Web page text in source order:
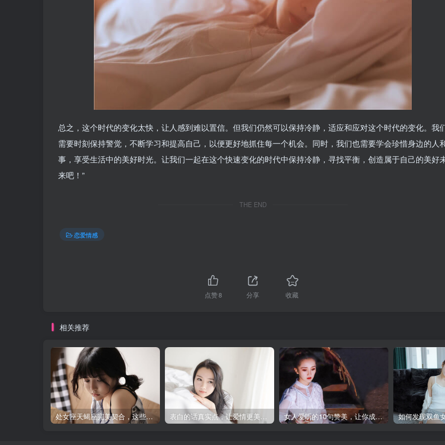
总之，这个时代的变化太快，让人感到难以置信。但我们仍然可以保持冷静，适应和应对这个时代的变化。我
需要时刻保持警觉，不断学习和提高自己，以便更好地抓住每一个机会。同时，我们也需要学会珍惜身边的人
事，享受生活中的美好时光。让我们一起在这个快速变化的时代中保持冷静，寻找平衡，创造属于自己的美好
来吧！”
THE END
恋爱情感
点赞8 分享 收藏
相关推荐
处女座天蝎座完美契合，这些细节告诉你真相！ 表白的话真实点，让爱情更美好！ 女人爱听的10句赞美，让你成为她的男神